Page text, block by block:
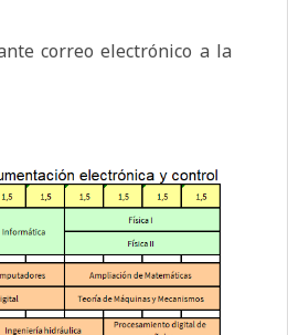
correo electrónico a la